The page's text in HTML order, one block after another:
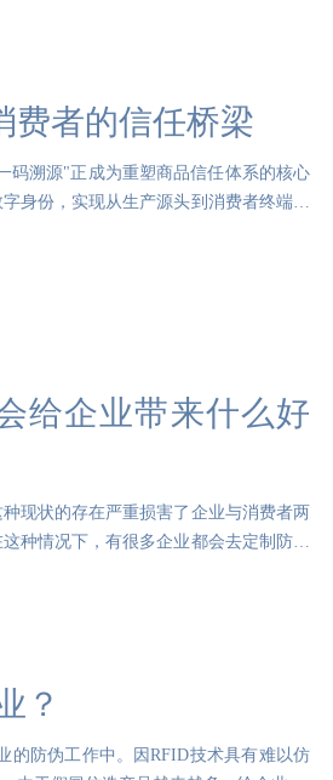
费者的信任桥梁
码溯源"正成为重塑商品信任体系的核心
身份，实现从生产源头到消费者终端的
给企业带来什么好
现状的存在严重损害了企业与消费者两
种情况下，有很多企业都会去定制防伪
？
的防伪工作中。因RFID技术具有难以仿